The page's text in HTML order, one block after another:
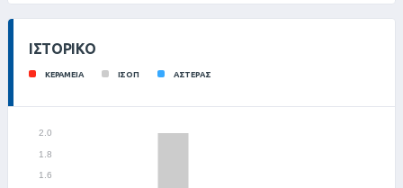
ΙΣΤΟΡΙΚΌ
ΚΕΡΑΜΕΙΑ ΙΣΟΠ ΑΣΤΕΡΑΣ